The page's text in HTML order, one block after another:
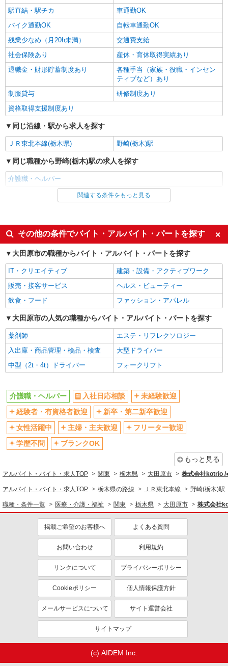
キープ 詳細を見る
駅直結・駅チカ
車通勤OK
バイク通勤OK
自転車通勤OK
残業少なめ（月20h未満）
交通費支給
社会保険あり
産休・育休取得実績あり
退職金・財形貯蓄制度あり
各種手当（家族・役職・インセン
ティブなど）あり
制服貸与
研修制度あり
資格取得支援制度あり
同じ沿線・駅から求人を探す
ＪＲ東北本線(栃木県) 野崎(栃木)駅
同じ職種から野崎(栃木)駅の求人を探す
介護職・ヘルパー
同じ雇用形態から野崎(栃木)駅の求人を探す
同じ特徴から野崎(栃木)駅の求人を探す
入社日応相談
未経験歓迎
経験者・有資格者歓迎
新卒・第二新卒歓迎
女性活躍中
主婦・主夫歓迎
フリーター歓迎
学歴不問
ブランクOK
ミドル（40代～）活躍中
エルダー（50代～）活躍中
シニア（60代～）活躍中
高収入・高額
ボーナス・賞与あり
昇給あり
完全週休2日制
フルタイム歓迎
禁煙・分煙
バイク通勤OK
自転車通勤OK
残業少なめ（月20h未満）
交通費支給
社会保険あり
産休・育休取得実績あり
退職金・財形貯蓄制度あり
医療・介護・福祉
介護職・ヘルパー
同じ特徴から求人を探す
ミドル（40代～）活躍中
ボーナス・賞与あり
車通勤OK
交通費支給
社会保険あり
産休・育休取得実績あり
関連する条件をもっと見る
その他の条件でバイト・アルバイト・パートを探す
大田原市の職種からバイト・アルバイト・パートを探す
IT・クリエイティブ
建築・設備・アクティブワーク
販売・接客サービス
ヘルス・ビューティー
飲食・フード
ファッション・アパレル
大田原市の人気の職種からバイト・アルバイト・パートを探す
薬剤師
エステ・リフレクソロジー
入出庫・商品管理・検品・検査
大型ドライバー
中型（2t・4t）ドライバー
フォークリフト
介護職・ヘルパー 入社日応相談
未経験歓迎
経験者・有資格者歓迎
新卒・第二新卒歓迎
女性活躍中
主婦・主夫歓迎
フリーター歓迎
学歴不問
ブランクOK
もっと見る
アルバイト・バイト・求人TOP 関東 栃木県 大田原市 株式会社kotrio /
アルバイト・バイト・求人TOP 栃木県の路線 ＪＲ東北本線 野崎(栃木)駅
職種・条件一覧 医療・介護・福祉 関東 栃木県 大田原市 株式会社
掲載ご希望のお客様へ よくある質問
お問い合わせ 利用規約
リンクについて プライバシーポリシー
Cookieポリシー 個人情報保護方針
メールサービスについて サイト運営会社
サイトマップ
(c) AIDEM Inc.